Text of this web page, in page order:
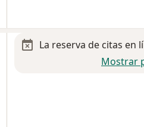
La reserva de citas en
Mostrar